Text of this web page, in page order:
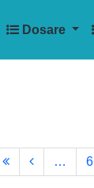
Dosare
… 6